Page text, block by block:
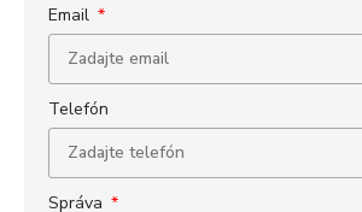
Email
Telefón
Správa